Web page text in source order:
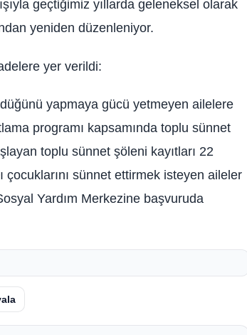
geçtiğimiz yıllarda geleneksel olarak
yeniden düzenleniyor.
yer verildi:
yapmaya gücü yetmeyen ailelere
programı kapsamında toplu sünnet
toplu sünnet şöleni kayıtları 22
sünnet ettirmek isteyen aileler
Yardım Merkezine başvuruda